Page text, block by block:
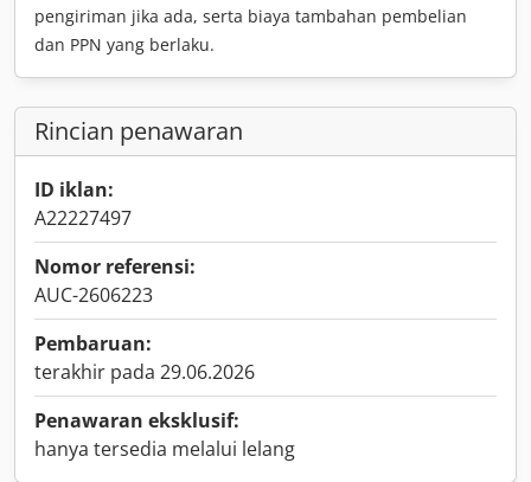
pengiriman jika ada, serta biaya tambahan pembelian
dan PPN yang berlaku.
Rincian penawaran
ID iklan:
A22227497
Nomor referensi:
AUC-2606223
Pembaruan:
terakhir pada 29.06.2026
Penawaran eksklusif:
hanya tersedia melalui lelang